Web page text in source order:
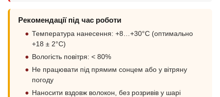
Рекомендації під час роботи
Температура нанесення: +8…+30°C (оптимально
+18 ± 2°C)
Вологість повітря: < 80%
Не працювати під прямим сонцем або у вітряну
погоду
Наносити вздовж волокон, без розривів у шарі